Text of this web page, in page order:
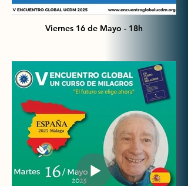
Viernes 16 de Mayo - 18h